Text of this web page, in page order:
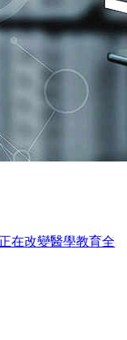
在改變醫學教育全